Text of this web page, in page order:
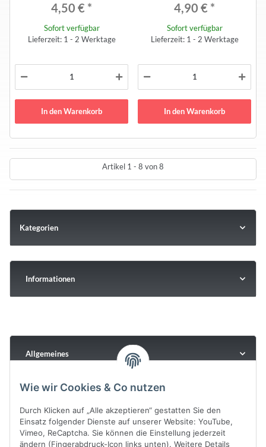
4,50 € *
Sofort verfügbar
Lieferzeit: 1 - 2 Werktage
In den Warenkorb
4,90 € *
Sofort verfügbar
Lieferzeit: 1 - 2 Werktage
In den Warenkorb
Artikel 1 - 8 von 8
Kategorien
Informationen
Allgemeines
Wie wir Cookies & Co nutzen
Durch Klicken auf „Alle akzeptieren“ gestatten Sie den
Einsatz folgender Dienste auf unserer Website: YouTube,
Vimeo, ReCaptcha. Sie können die Einstellung jederzeit
ändern (Fingerabdruck-Icon links unten). Weitere Details